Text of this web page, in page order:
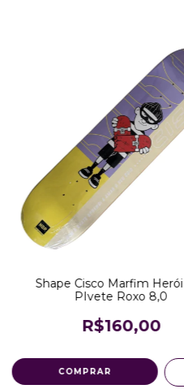
Shape Cisco Marfim
PIvete Roxo 8,0
R$160,00
COMPRAR